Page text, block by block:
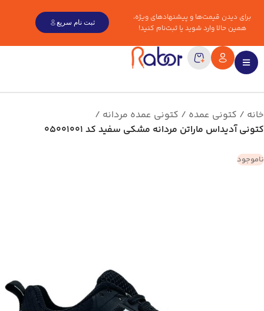
برای دیدن قیمت‌ها و پیشنهادهای ویژه،
همین حالا وارد شوید یا ثبت‌نام کنید!
ثبت نام سریع
خانه کتونی عمده
کتونی عمده مردانه
کتونی آدیداس ماراتن مردانه مشکی سفید کد 05001001
ناموجود